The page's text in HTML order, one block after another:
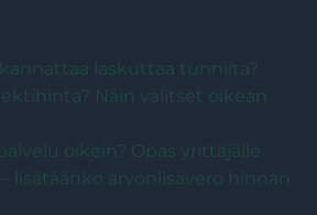
laskuttaa tunnilta?
Näin valitset oikean
oikein? Opas yrittäjälle
lisätäänkö arvonlisävero hinnan